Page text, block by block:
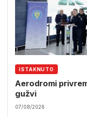
ISTAKNUTO
Aerodromi
gužvi
07/08/2026